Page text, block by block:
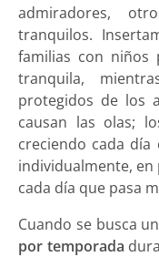
admiradores,
tranquilos.
familias con niños
tranquila,
protegidos de los
causan las olas;
creciendo cada día
individualmente, en
cada día que pasa
Cuando se busca
por temporada